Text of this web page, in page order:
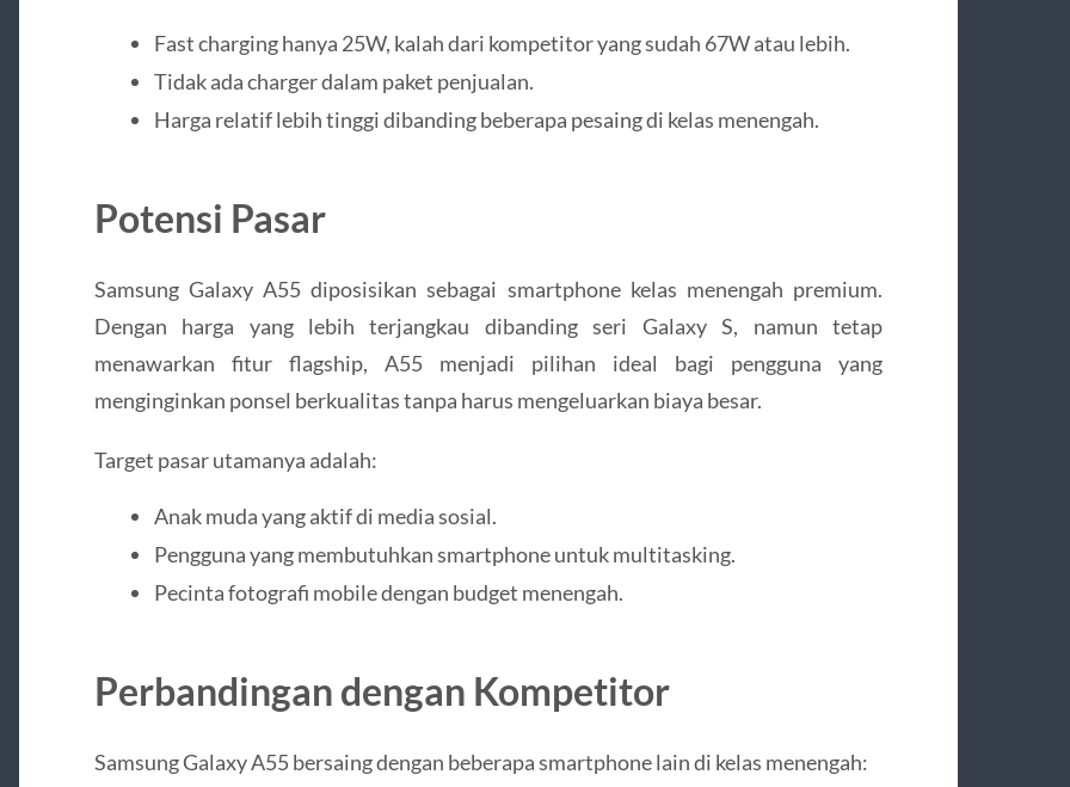
Fast charging hanya 25W, kalah dari kompetitor yang sudah 67W atau lebih.
Tidak ada charger dalam paket penjualan.
Harga relatif lebih tinggi dibanding beberapa pesaing di kelas menengah.
Potensi Pasar
Samsung Galaxy A55 diposisikan sebagai smartphone kelas menengah premium.
Dengan harga yang lebih terjangkau dibanding seri Galaxy S, namun tetap
menawarkan fitur flagship, A55 menjadi pilihan ideal bagi pengguna yang
menginginkan ponsel berkualitas tanpa harus mengeluarkan biaya besar.
Target pasar utamanya adalah:
Anak muda yang aktif di media sosial.
Pengguna yang membutuhkan smartphone untuk multitasking.
Pecinta fotografi mobile dengan budget menengah.
Perbandingan dengan Kompetitor
Samsung Galaxy A55 bersaing dengan beberapa smartphone lain di kelas menengah: